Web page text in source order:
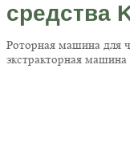
средства
Роторная машина для
экстракторная